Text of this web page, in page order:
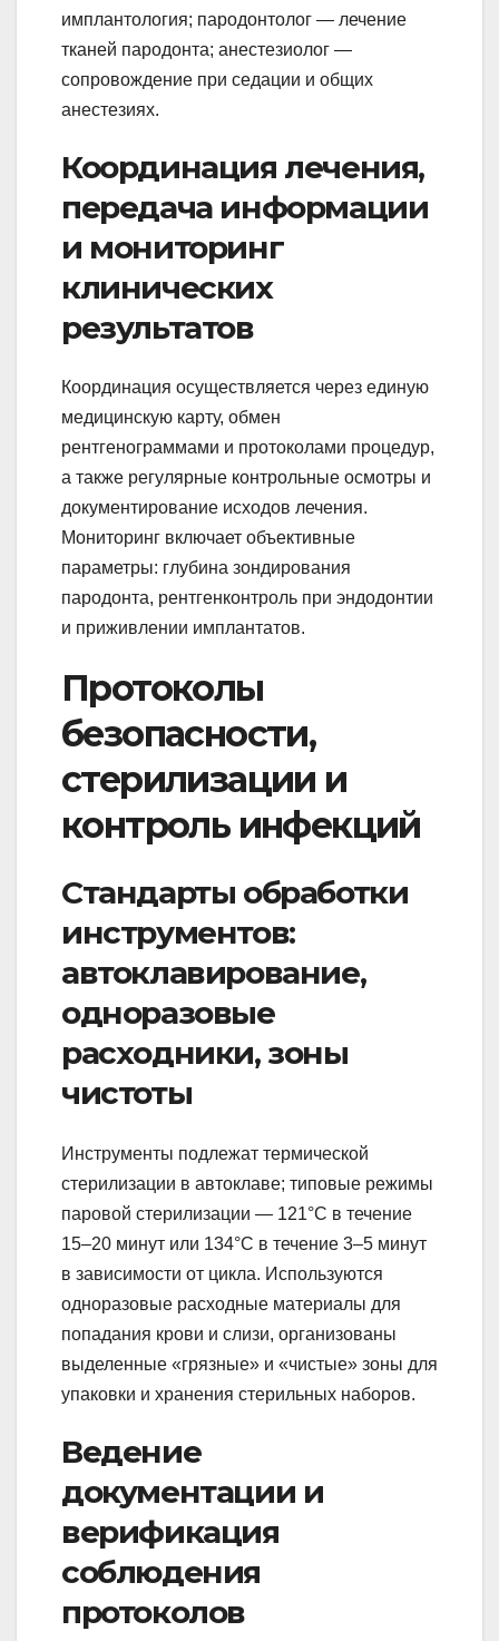
имплантология; пародонтолог — лечение
тканей пародонта; анестезиолог —
сопровождение при седации и общих
анестезиях.
Координация лечения,
передача информации
и мониторинг
клинических
результатов
Координация осуществляется через единую
медицинскую карту, обмен
рентгенограммами и протоколами процедур,
а также регулярные контрольные осмотры и
документирование исходов лечения.
Мониторинг включает объективные
параметры: глубина зондирования
пародонта, рентгенконтроль при эндодонтии
и приживлении имплантатов.
Протоколы
безопасности,
стерилизации и
контроль инфекций
Стандарты обработки
инструментов:
автоклавирование,
одноразовые
расходники, зоны
чистоты
Инструменты подлежат термической
стерилизации в автоклаве; типовые режимы
паровой стерилизации — 121°C в течение
15–20 минут или 134°C в течение 3–5 минут
в зависимости от цикла. Используются
одноразовые расходные материалы для
попадания крови и слизи, организованы
выделенные «грязные» и «чистые» зоны для
упаковки и хранения стерильных наборов.
Ведение
документации и
верификация
соблюдения
протоколов